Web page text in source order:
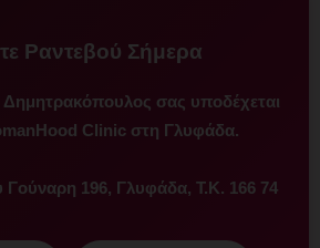
Ραντεβού Σήμερα
σας υποδέχεται
Clinic στη Γλυφάδα.
196, Γλυφάδα, Τ.Κ. 166 74